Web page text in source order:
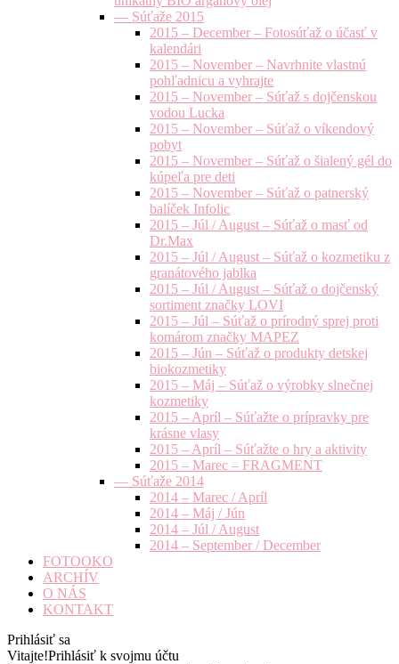
— Súťaže 2015
2015 – December – Fotosúťaž o účasť v
kalendári
2015 – November – Navrhnite vlastnú
pohľadnicu a vyhrajte
2015 – November – Súťaž s dojčenskou
vodou Lucka
2015 – November – Súťaž o víkendový
pobyt
2015 – November – Súťaž o šialený gél do
kúpeľa pre deti
2015 – November – Súťaž o patnerský
balíček Infolic
2015 – Júl / August – Súťaž o masť od
Dr.Max
2015 – Júl / August – Súťaž o kozmetiku z
granátového jablka
2015 – Júl / August – Súťaž o dojčenský
sortiment značky LOVI
2015 – Júl – Súťaž o prírodný sprej proti
komárom značky MAPEZ
2015 – Jún – Súťaž o produkty detskej
biokozmetiky
2015 – Máj – Súťaž o výrobky slnečnej
kozmetiky
2015 – Apríl – Súťažte o prípravky pre
krásne vlasy
2015 – Apríl – Súťažte o hry a aktivity
2015 – Marec – FRAGMENT
— Súťaže 2014
2014 – Marec / Apríl
2014 – Máj / Jún
2014 – Júl / August
2014 – September / December
FOTOOKO
ARCHÍV
O NÁS
KONTAKT
Prihlásiť sa
Vitajte!Prihlásiť k svojmu účtu